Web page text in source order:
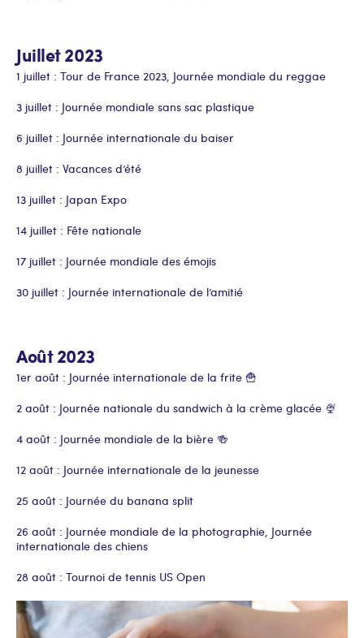
Juillet 2023
1 juillet : Tour de France 2023, Journée mondiale du reggae
3 juillet : Journée mondiale sans sac plastique
6 juillet : Journée internationale du baiser
8 juillet : Vacances d’été
13 juillet : Japan Expo
14 juillet : Fête nationale
17 juillet : Journée mondiale des émojis
30 juillet : Journée internationale de l’amitié
Août 2023
1er août : Journée internationale de la frite 🍟
2 août : Journée nationale du sandwich à la crème glacée 🍨
4 août : Journée mondiale de la bière 🍻
12 août : Journée internationale de la jeunesse
25 août : Journée du banana split
26 août : Journée mondiale de la photographie, Journée
internationale des chiens
28 août : Tournoi de tennis US Open